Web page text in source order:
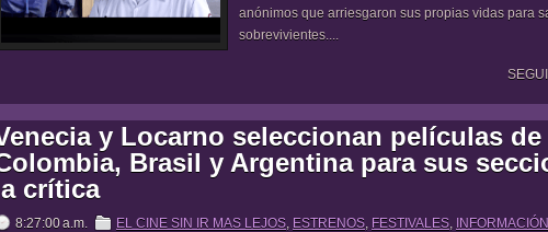
anónimos que arriesgaron sus propias vidas para
sobrevivientes....
y Locarno seleccionan películas de
Brasil y Argentina para sus
crítica
8:27:00 a.m. EL CINE SIN IR MAS LEJOS, ESTRENOS, FESTIVALES, INFORMACIÓN